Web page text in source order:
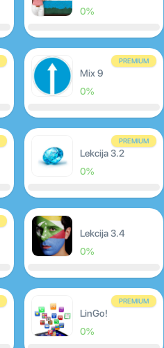
0%
PREMIUM
Mix 9
0%
PREMIUM
Lekcija 3.2
0%
Lekcija 3.4
0%
PREMIUM
LinGo!
0%